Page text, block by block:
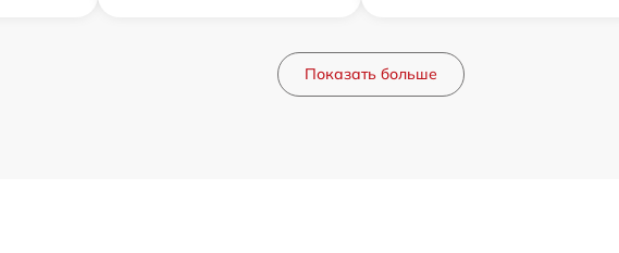
Показать больше